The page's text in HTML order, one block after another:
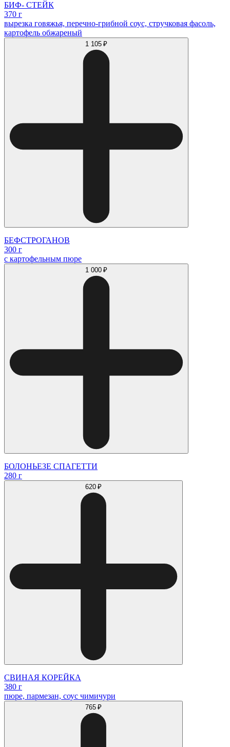
БИФ- СТЕЙК
370 г
вырезка говяжья, перечно-грибной соус, стручковая фасоль,
картофель обжареный
1 105 ₽
БЕФСТРОГАНОВ
300 г
с картофельным пюре
1 000 ₽
БОЛОНЬЕЗЕ СПАГЕТТИ
280 г
620 ₽
СВИНАЯ КОРЕЙКА
380 г
пюре, пармезан, соус чимичури
765 ₽